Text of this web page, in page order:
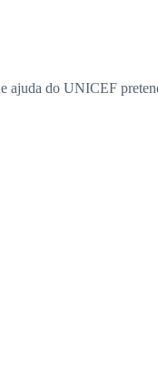
ajuda do UNICEF